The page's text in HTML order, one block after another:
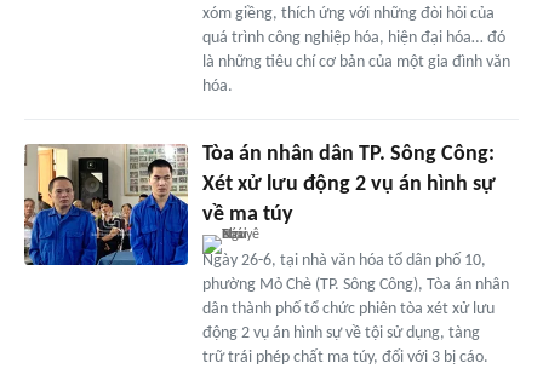
xóm giềng, thích ứng với những đòi hỏi của
quá trình công nghiệp hóa, hiện đại hóa… đó
là những tiêu chí cơ bản của một gia đình văn
hóa.
Tòa án nhân dân TP. Sông Công:
Xét xử lưu động 2 vụ án hình sự
về ma túy
Ngày 26-6, tại nhà văn hóa tổ dân phố 10,
phường Mỏ Chè (TP. Sông Công), Tòa án nhân
dân thành phố tổ chức phiên tòa xét xử lưu
động 2 vụ án hình sự về tội sử dụng, tàng
trữ trái phép chất ma túy, đối với 3 bị cáo.